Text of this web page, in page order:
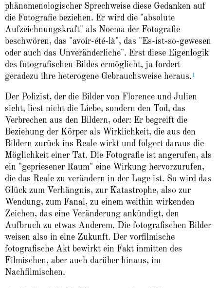
phänomenologischer Sprechweise diese Gedanken auf
die Fotografie beziehen. Er wird die "absolute
Aufzeichnungskraft" als Noema der Fotografie
beschwören, das "avoir-été-là", das "Es-ist-so-gewesen
oder auch das Unveränderliche". Erst diese Eigenlogik
des fotografischen Bildes ermöglicht, ja fordert
geradezu ihre heterogene Gebrauchsweise heraus.1
Der Polizist, der die Bilder von Florence und Julien
sieht, liest nicht die Liebe, sondern den Tod, das
Verbrechen aus den Bildern, oder: Er begreift die
Beziehung der Körper als Wirklichkeit, die aus den
Bildern zurück ins Reale wirkt und folgert daraus die
Möglichkeit einer Tat. Die Fotografie ist angerufen, als
ein "gepriesener Raum" eine Wirkung hervorzurufen,
die das Reale zu verändern in der Lage ist. So wird das
Glück zum Verhängnis, zur Katastrophe, also zur
Wendung, zum Fanal, zu einem weithin wirkenden
Zeichen, das eine Veränderung ankündigt, den
Aufbruch zu etwas Anderem. Die fotografischen Bilder
weisen also in eine Zukunft. Der vorfilmische
fotografische Akt bewirkt ein Fakt inmitten des
Filmischen, aber auch darüber hinaus, im
Nachfilmischen.